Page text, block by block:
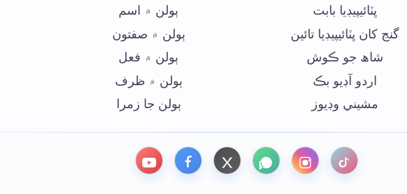
ڀٽائيپيڊيا بابت
گنج کان ڀٽائيپيڊيا تائين
شاھ جو ڪوش
اردو آڊيو بڪ
مشيني وڊيوز
ٻولن ۾ اسم
ٻولن ۾ صفتون
ٻولن ۾ فعل
ٻولن ۾ ظرف
ٻولن جا زمرا